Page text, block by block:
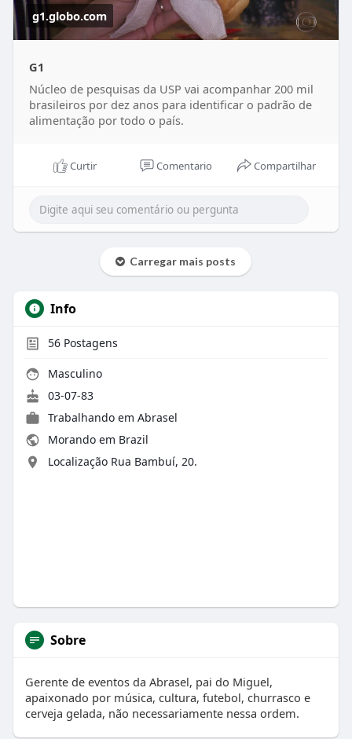
g1.globo.com
G1
Núcleo de pesquisas da USP vai acompanhar 200 mil
brasileiros por dez anos para identificar o padrão de
alimentação por todo o país.
Curtir Comentario Compartilhar
Carregar mais posts
Info
56Postagens
Masculino
03-07-83
Trabalhando em Abrasel
Morando em Brazil
Localização Rua Bambuí, 20.
Sobre
Gerente de eventos da Abrasel, pai do Miguel,
apaixonado por música, cultura, futebol, churrasco e
cerveja gelada, não necessariamente nessa ordem.